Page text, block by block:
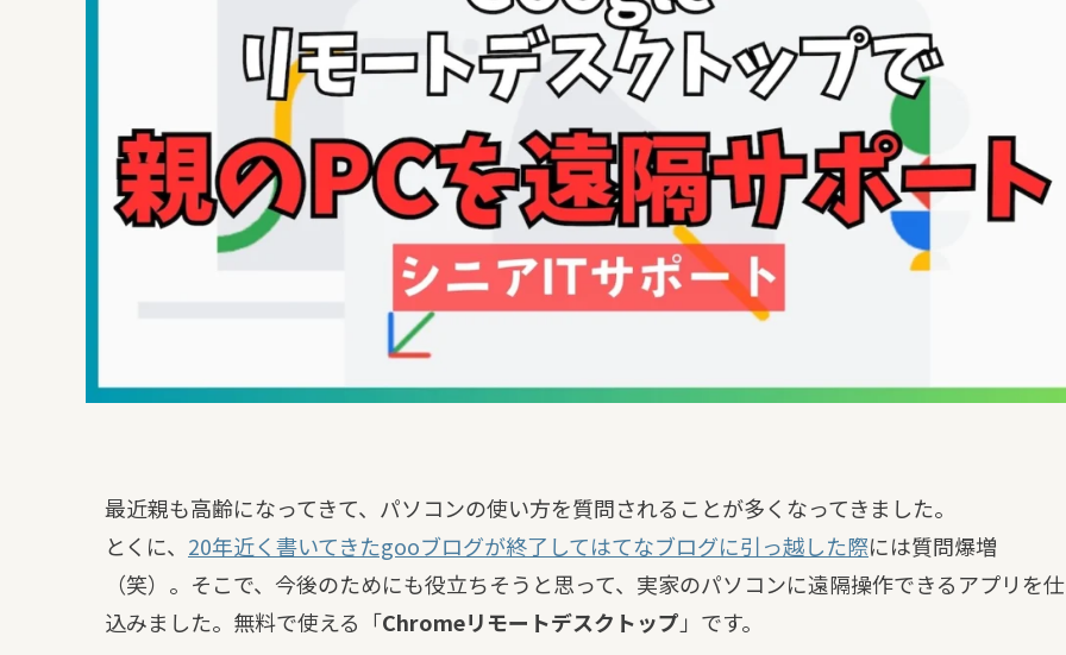
最近親も高齢になってきて、パソコンの使い方を質問されることが多くなってきました。
とくに、 20年近く書いてきたgooブログが終了してはてなブログに引っ越した際には質問爆増
（笑）。そこで、今後のためにも役立ちそうと思って、実家のパソコンに遠隔操作できるアプリを仕
込みました。無料で使える「Chromeリモートデスクトップ 」です。